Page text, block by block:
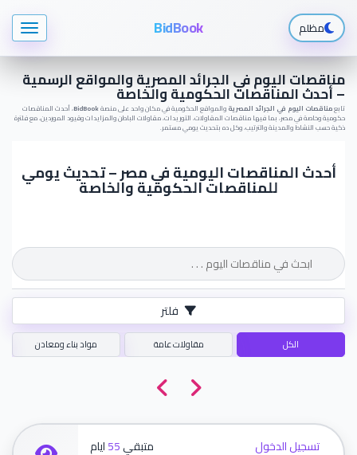
BidBook مظلم
مناقصات اليوم في الجرائد المصرية والمواقع الرسمية
– أحدث المناقصات الحكومية والخاصة
تابعمناقصات اليوم في الجرائد المصرية والمواقع الحكومية في مكان واحد على منصةBidBook، أحدث المناقصات
حكومية وخاصة في مصر، بما فيها مناقصات المقاولات، التوريدات، مقاولات الباطن والمزايدات وقيود الموردين، مع فلترة
ذكية حسب النشاط والمدينة والترتيب، وكل ده بتحديث يومي مستمر.
أحدث المناقصات اليومية في مصر – تحديث يومي
للمناقصات الحكومية والخاصة
فلتر
الكل مقاولات عامة مواد بناء ومعادن
تسجيل الدخول متبقي55ايام